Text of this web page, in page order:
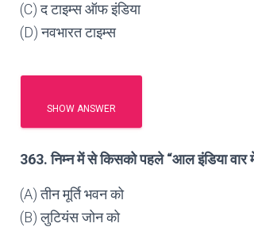
(C) द टाइम्स ऑफ इंडिया
(D) नवभारत टाइम्स
SHOW ANSWER
363. निम्न में से किसको पहले “आल इंडिया वार
(A) तीन मूर्ति भवन को
(B) लुटियंस जोन को